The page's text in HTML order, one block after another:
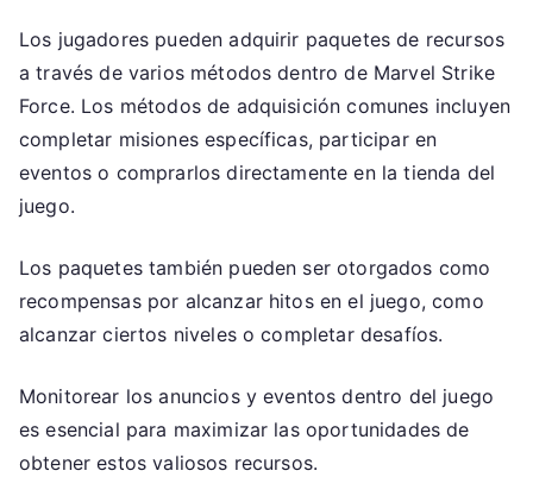
Los jugadores pueden adquirir paquetes de recursos
a través de varios métodos dentro de Marvel Strike
Force. Los métodos de adquisición comunes incluyen
completar misiones específicas, participar en
eventos o comprarlos directamente en la tienda del
juego.
Los paquetes también pueden ser otorgados como
recompensas por alcanzar hitos en el juego, como
alcanzar ciertos niveles o completar desafíos.
Monitorear los anuncios y eventos dentro del juego
es esencial para maximizar las oportunidades de
obtener estos valiosos recursos.